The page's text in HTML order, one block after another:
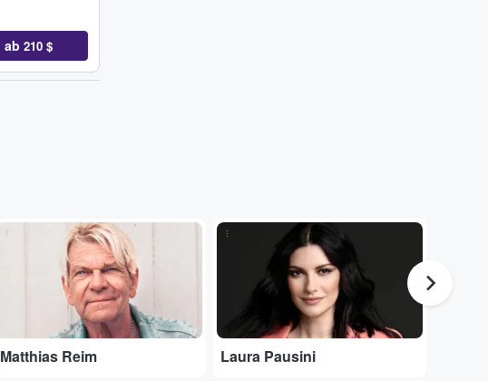
ab 210 $
Matthias Reim
...
Laura Pausini